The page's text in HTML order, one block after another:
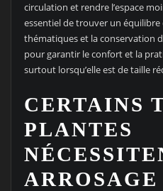
circulation et rendre l’espace
essentiel de trouver un
thématiques et la conservation
pour garantir le confort et la
surtout lorsqu’elle est de taille
CERTAINS
PLANTES
ARROSAGE